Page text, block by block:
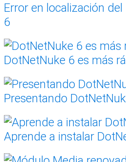
Error en localización
6
DotNetNuke 6 es más
Presentando
Aprende a instalar